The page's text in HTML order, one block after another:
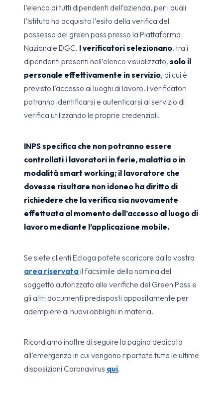
l’elenco di tutti dipendenti dell’azienda, per i quali
l’Istituto ha acquisito l’esito della verifica del
possesso del green pass presso la Piattaforma
Nazionale DGC. I verificatori selezionano, tra i
dipendenti presenti nell’elenco visualizzato, solo il
personale effettivamente in servizio, di cui è
previsto l’accesso ai luoghi di lavoro. I verificatori
potranno identificarsi e autenticarsi al servizio di
verifica utilizzando le proprie credenziali.
INPS specifica che non potranno essere
controllati i lavoratori in ferie, malattia o in
modalità smart working; il lavoratore che
dovesse risultare non idoneo ha diritto di
richiedere che la verifica sia nuovamente
effettuata al momento dell’accesso al luogo di
lavoro mediante l’applicazione mobile.
Se siete clienti Ecloga potete scaricare dalla vostra
area riservatail facsimile della nomina del
soggetto autorizzato alle verifiche del Green Pass e
gli altri documenti predisposti appositamente per
adempiere ai nuovi obblighi in materia.
Ricordiamo inoltre di seguire la pagina dedicata
all’emergenza in cui vengono riportate tutte le ultime
disposizioni Coronavirus qui.